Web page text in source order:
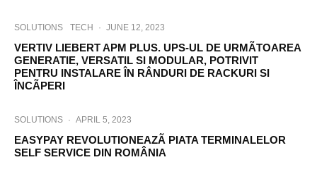
SOLUTIONS TECH · JUNE 12, 2023
VERTIV LIEBERT APM PLUS. UPS-UL DE URMÃTOAREA
GENERATIE, VERSATIL SI MODULAR, POTRIVIT
PENTRU INSTALARE ÎN RÂNDURI DE RACKURI SI
ÎNCÃPERI
SOLUTIONS · APRIL 5, 2023
EASYPAY REVOLUTIONEAZÃ PIATA TERMINALELOR
SELF SERVICE DIN ROMÂNIA